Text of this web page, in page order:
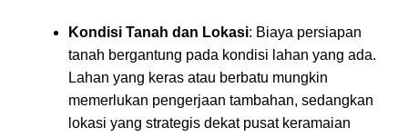
Kondisi Tanah dan Lokasi: Biaya persiapan
tanah bergantung pada kondisi lahan yang ada.
Lahan yang keras atau berbatu mungkin
memerlukan pengerjaan tambahan, sedangkan
lokasi yang strategis dekat pusat keramaian